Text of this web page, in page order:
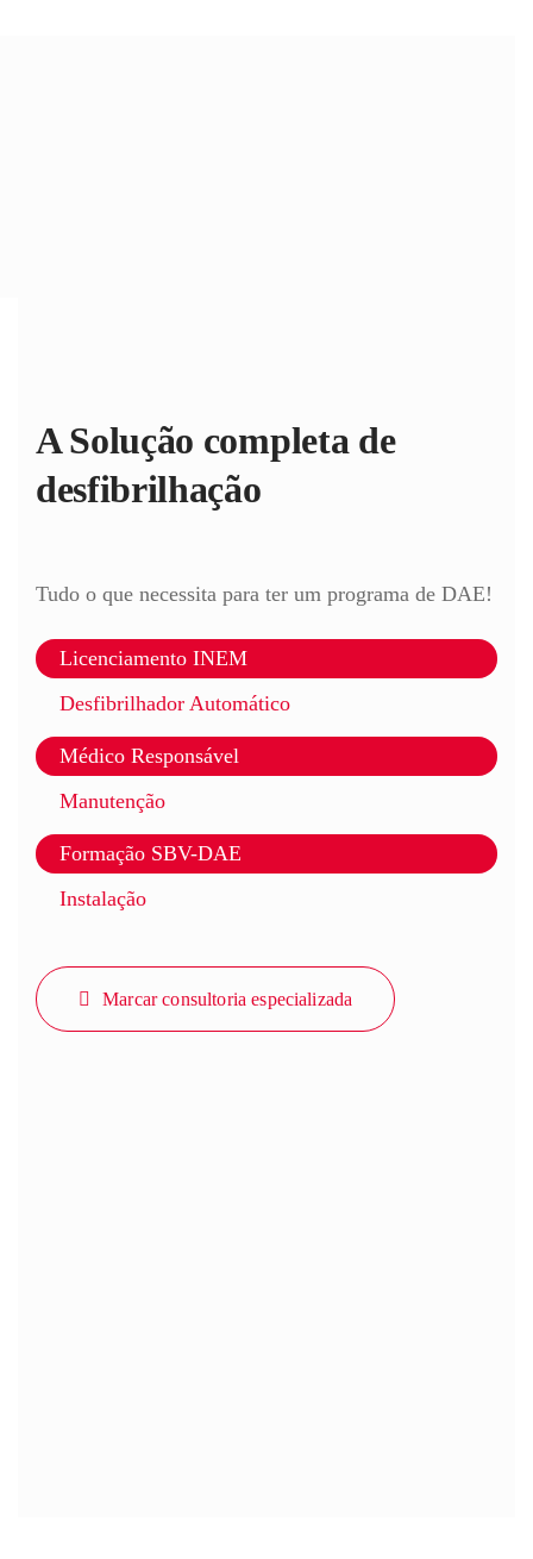
A Solução completa de
desfibrilhação
Tudo o que necessita para ter um programa de DAE!
Licenciamento INEM
Desfibrilhador Automático
Médico Responsável
Manutenção
Formação SBV-DAE
Instalação
Marcar consultoria especializada